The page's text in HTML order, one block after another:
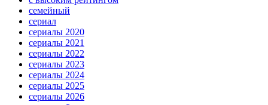
семейный
сериал
сериалы 2020
сериалы 2021
сериалы 2022
сериалы 2023
сериалы 2024
сериалы 2025
сериалы 2026